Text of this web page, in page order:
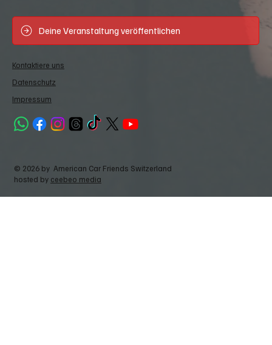
Kontaktiere uns
Datenschutz
Impressum
hosted byceebeo media